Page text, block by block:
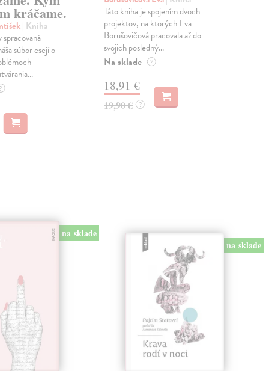
kráčame.
| Kniha
súbor esejí o
?
Táto kniha je spojením dvoch
projektov, na ktorých Eva
Borušovičová pracovala až do
svojich posledný...
Na sklade ?
18,91 €
19,90 € ?
na sklade
na sklade